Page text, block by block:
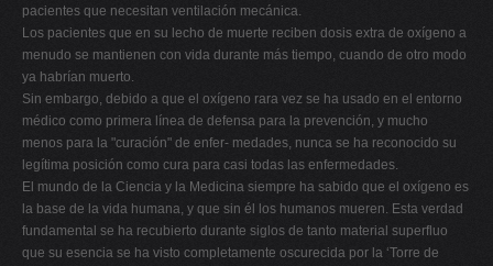
pacientes que necesitan ventilación mecánica.
Los pacientes que en su lecho de muerte reciben dosis extra de oxígeno a
menudo se mantienen con vida durante más tiempo, cuando de otro modo
ya habrían muerto.
Sin embargo, debido a que el oxígeno rara vez se ha usado en el entorno
médico como primera línea de defensa para la prevención, y mucho
menos para la "curación" de enfer- medades, nunca se ha reconocido su
legítima posición como cura para casi todas las enfermedades.
El mundo de la Ciencia y la Medicina siempre ha sabido que el oxígeno es
la base de la vida humana, y que sin él los humanos mueren. Esta verdad
fundamental se ha recubierto durante siglos de tanto material superfluo
que su esencia se ha visto completamente oscurecida por la ‘Torre de